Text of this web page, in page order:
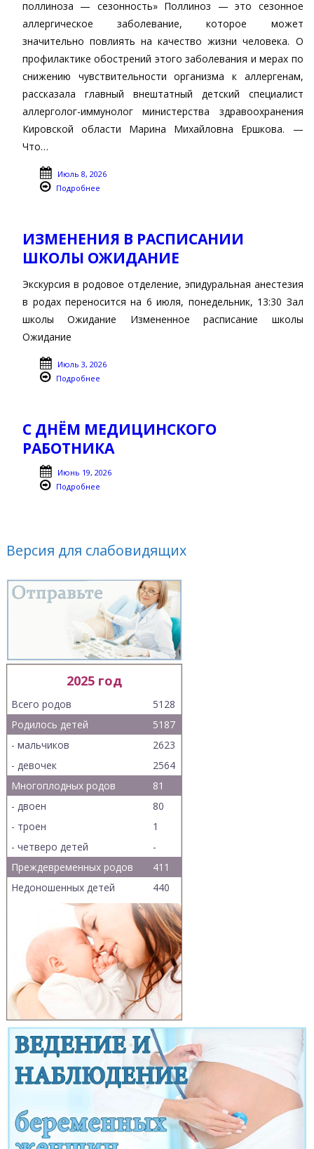
поллиноза — сезонность» Поллиноз — это сезонное
аллергическое заболевание, которое может
значительно повлиять на качество жизни человека. О
профилактике обострений этого заболевания и мерах по
снижению чувствительности организма к аллергенам,
рассказала главный внештатный детский специалист
аллерголог-иммунолог министерства здравоохранения
Кировской области Марина Михайловна Ершкова. —
Что…
Июль 8, 2026
Подробнее
ИЗМЕНЕНИЯ В РАСПИСАНИИ
ШКОЛЫ ОЖИДАНИЕ
Экскурсия в родовое отделение, эпидуральная анестезия
в родах переносится на 6 июля, понедельник, 13:30 Зал
школы Ожидание Измененное расписание школы
Ожидание
Июль 3, 2026
Подробнее
С ДНЁМ МЕДИЦИНСКОГО
РАБОТНИКА
Июнь 19, 2026
Подробнее
Версия для слабовидящих
2025 год
Всего родов
5128
Родилось детей
5187
- мальчиков
2623
- девочек
2564
Многоплодных родов
81
- двоен
80
- троен
1
- четверо детей
-
Преждевременных родов
411
Недоношенных детей
440